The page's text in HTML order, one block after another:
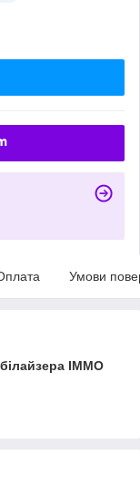
Умови
IMMO